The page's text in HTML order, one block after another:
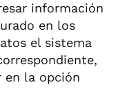
información
en los
el sistema
en la opción